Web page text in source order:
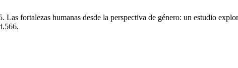
fortalezas humanas desde la perspectiva de género: un estudio